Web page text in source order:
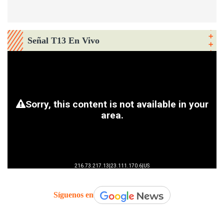
Señal T13 En Vivo
Síguenos en